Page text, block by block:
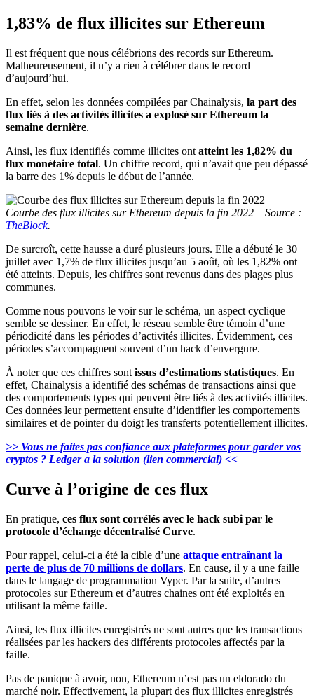
1,83% de flux illicites sur Ethereum
Il est fréquent que nous célébrions des records sur Ethereum.
Malheureusement, il n’y a rien à célébrer dans le record
d’aujourd’hui.
En effet, selon les données compilées par Chainalysis, la part des
flux liés à des activités illicites a explosé sur Ethereum la
semaine dernière.
Ainsi, les flux identifiés comme illicites ont atteint les 1,82% du
flux monétaire total. Un chiffre record, qui n’avait que peu dépassé
la barre des 1% depuis le début de l’année.
Courbe des flux illicites sur Ethereum depuis la fin 2022 – Source :
TheBlock.
De surcroît, cette hausse a duré plusieurs jours. Elle a débuté le 30
juillet avec 1,7% de flux illicites jusqu’au 5 août, où les 1,82% ont
été atteints. Depuis, les chiffres sont revenus dans des plages plus
communes.
Comme nous pouvons le voir sur le schéma, un aspect cyclique
semble se dessiner. En effet, le réseau semble être témoin d’une
périodicité dans les périodes d’activités illicites. Évidemment, ces
périodes s’accompagnent souvent d’un hack d’envergure.
À noter que ces chiffres sont issus d’estimations statistiques. En
effet, Chainalysis a identifié des schémas de transactions ainsi que
des comportements types qui peuvent être liés à des activités illicites.
Ces données leur permettent ensuite d’identifier les comportements
similaires et de pointer du doigt les transferts potentiellement illicites.
>> Vous ne faites pas confiance aux plateformes pour garder vos
cryptos ? Ledger a la solution (lien commercial) <<
Curve à l’origine de ces flux
En pratique, ces flux sont corrélés avec le hack subi par le
protocole d’échange décentralisé Curve.
Pour rappel, celui-ci a été la cible d’une attaque entraînant la
perte de plus de 70 millions de dollars. En cause, il y a une faille
dans le langage de programmation Vyper. Par la suite, d’autres
protocoles sur Ethereum et d’autres chaines ont été exploités en
utilisant la même faille.
Ainsi, les flux illicites enregistrés ne sont autres que les transactions
réalisées par les hackers des différents protocoles affectés par la
faille.
Pas de panique à avoir, non, Ethereum n’est pas un eldorado du
marché noir. Effectivement, la plupart des flux illicites enregistrés